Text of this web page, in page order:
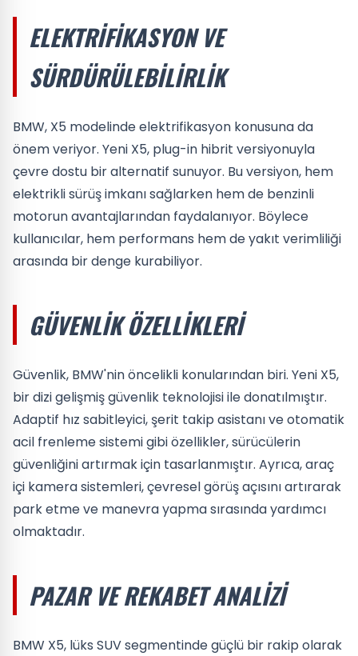
ELEKTRIFIKASYON VE
SÜRDÜRÜLEBILIRLIK
BMW, X5 modelinde elektrifikasyon konusuna da
önem veriyor. Yeni X5, plug-in hibrit versiyonuyla
çevre dostu bir alternatif sunuyor. Bu versiyon, hem
elektrikli sürüş imkanı sağlarken hem de benzinli
motorun avantajlarından faydalanıyor. Böylece
kullanıcılar, hem performans hem de yakıt verimliliği
arasında bir denge kurabiliyor.
GÜVENLIK ÖZELLIKLERI
Güvenlik, BMW'nin öncelikli konularından biri. Yeni X5,
bir dizi gelişmiş güvenlik teknolojisi ile donatılmıştır.
Adaptif hız sabitleyici, şerit takip asistanı ve otomatik
acil frenleme sistemi gibi özellikler, sürücülerin
güvenliğini artırmak için tasarlanmıştır. Ayrıca, araç
içi kamera sistemleri, çevresel görüş açısını artırarak
park etme ve manevra yapma sırasında yardımcı
olmaktadır.
PAZAR VE REKABET ANALIZI
BMW X5, lüks SUV segmentinde güçlü bir rakip olarak